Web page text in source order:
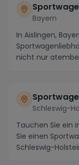
Bayern
In Aislingen,
nicht nur
Schleswig-
Tauchen Sie ein
Sie einen
Schleswig-